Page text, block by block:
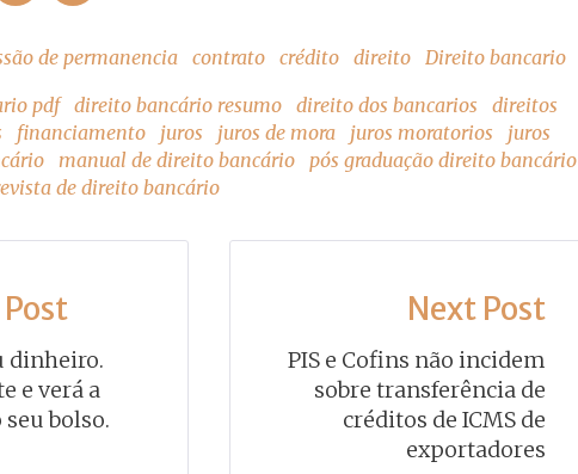
de permanencia contrato crédito direito Direito bancario
pdf direito bancário resumo direito dos bancarios
direitos
financiamento juros juros de mora juros moratorios
juros
manual de direito bancário pós graduação direito bancário
de direito bancário
dinheiro.
e verá a
bolso.
Next Post
PIS e Cofins não incidem
sobre transferência de
créditos de ICMS de
exportadores